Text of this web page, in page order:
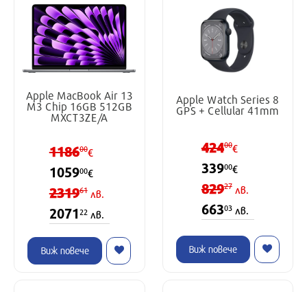
Apple MacBook Air 13
M3 Chip 16GB 512GB
MXCT3ZE/A
118600€
105900€
231961лв.
2071 22лв.
Виж повече
Apple Watch Series 8
GPS + Cellular 41mm
42400€
33900€
82927лв.
66303лв.
Виж повече